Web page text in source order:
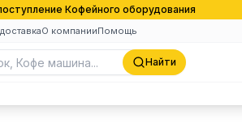
Кофейного оборудования
О компанииПомощь
Найти